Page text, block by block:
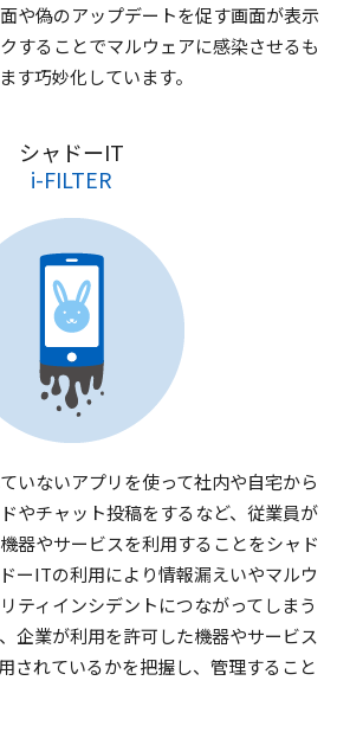
や偽のアップデートを促す画面が表示
することでマルウェアに感染させるも
す巧妙化しています。
シャドーIT
i-FILTER
いないアプリを使って社内や自宅から
やチャット投稿をするなど、従業員が
器やサービスを利用することをシャド
ーITの利用により情報漏えいやマルウ
ティインシデントにつながってしまう
企業が利用を許可した機器やサービス
されているかを把握し、管理すること